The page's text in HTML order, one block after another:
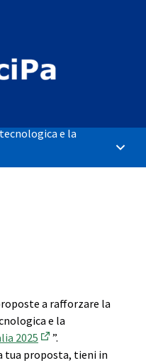
e la
Main
a rafforzare la
e la
2025
(External link)
”.
tua proposta, tieni in